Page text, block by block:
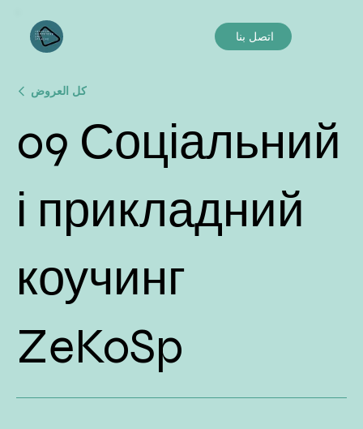
اتصل بنا
09 Соціальний
і прикладний
коучинг
ZeKoSp
كل العروض